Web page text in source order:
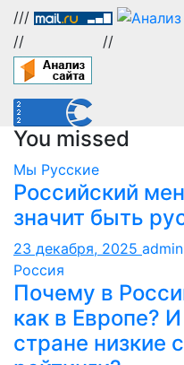
///
//
//
You missed
Мы Русские
Российский
значит быть
23 декабря, 2025 admin
Россия
Почему в
как в Европе?
стране низкие